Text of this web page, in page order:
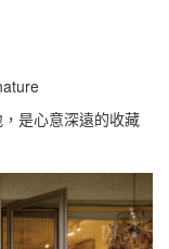
是心意深遠的收藏